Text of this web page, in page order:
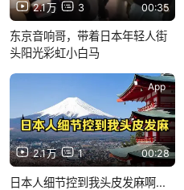
2.1万 3 00:35
东京音响哥，带着日本年轻人街
头阳光彩虹小白马
2.1万 1 00:28
App
日本人细节控到我头皮发麻啊...